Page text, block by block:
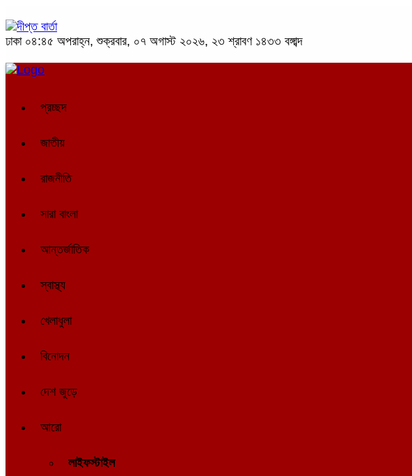
ঢাকা ০৪:৪৫ অপরাহ্ন, শুক্রবার, ০৭ অগাস্ট ২০২৬, ২৩ শ্রাবণ ১৪৩৩ বঙ্গাব্দ
প্রচ্ছদ
জাতীয়
রাজনীতি
সারা বাংলা
আন্তর্জাতিক
স্বাস্থ্য
খেলাধুলা
বিনোদন
দেশ জুড়ে
আরো
লাইফস্টাইল